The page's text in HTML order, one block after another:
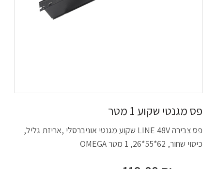
פס מגנטי שקוע 1 מטר
פס צבירה LINE 48V שקוע מגנטי אוניברסלי ,אריזת גליל,
כיסוי שחור, 62*55*26, 1 מטר OMEGA